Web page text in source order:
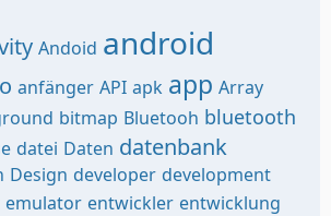
Andoid android
anfänger API apk app Array
bitmap Bluetooh bluetooth
datei Daten datenbank
Design developer development
emulator entwickler entwicklung